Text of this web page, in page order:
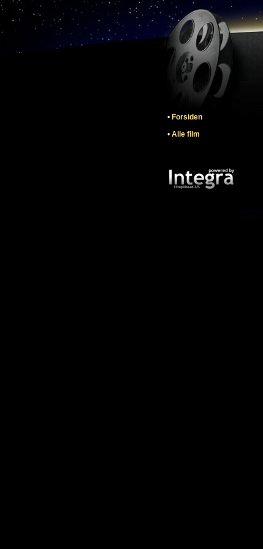
• Forsiden
• Alle film